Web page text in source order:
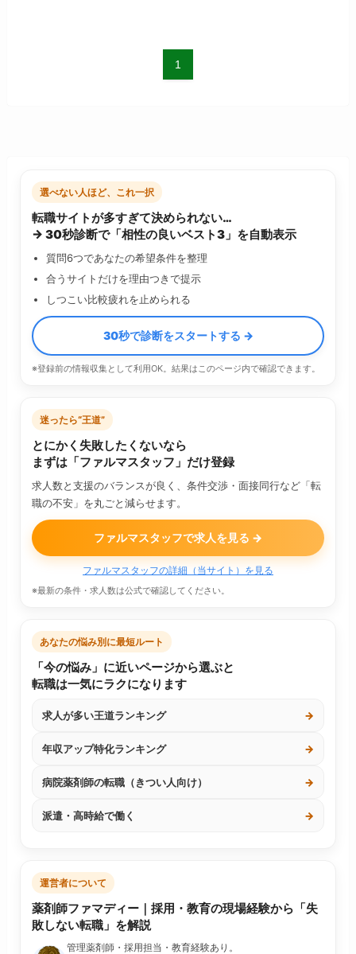
1
選べない人ほど、これ一択
転職サイトが多すぎて決められない…
→ 30秒診断で「相性の良いベスト3」を自動表示
質問6つであなたの希望条件を整理
合うサイトだけを理由つきで提示
しつこい比較疲れを止められる
30秒で診断をスタートする →
※登録前の情報収集として利用OK。結果はこのページ内で確認できます。
迷ったら“王道”
とにかく失敗したくないなら
まずは「ファルマスタッフ」だけ登録
求人数と支援のバランスが良く、条件交渉・面接同行など「転
職の不安」を丸ごと減らせます。
ファルマスタッフで求人を見る →
ファルマスタッフの詳細（当サイト）を見る
※最新の条件・求人数は公式で確認してください。
あなたの悩み別に最短ルート
「今の悩み」に近いページから選ぶと
転職は一気にラクになります
求人が多い王道ランキング →
年収アップ特化ランキング →
病院薬剤師の転職（きつい人向け） →
派遣・高時給で働く →
運営者について
薬剤師ファマディー｜採用・教育の現場経験から「失
敗しない転職」を解説
管理薬剤師・採用担当・教育経験あり。